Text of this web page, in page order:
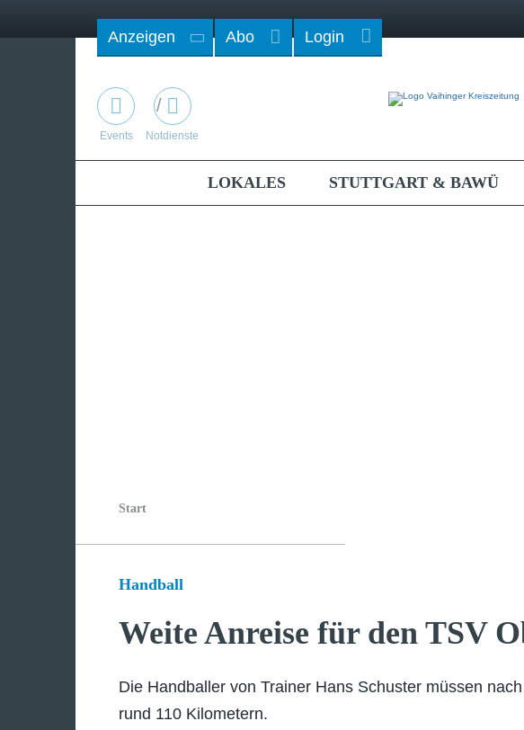
Anzeigen Abo Login
/
Events Notdienste
LOKALES STUTTGART & BAWÜ
Start
Handball
Weite Anreise für den TSV
Die Handballer von Trainer Hans Schuster müssen
rund 110 Kilometern.